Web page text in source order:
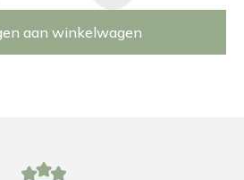
aan winkelwagen